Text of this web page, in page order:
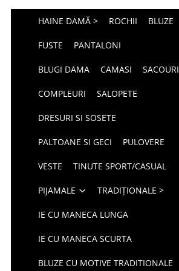
HAINE DAMĂ > ROCHII BLUZE
FUSTE PANTALONI
BLUGI DAMA CAMASI SACOURI
COMPLEURI SALOPETE
DRESURI SI SOSETE
PALTOANE SI GECI PULOVERE
VESTE TINUTE SPORT/CASUAL
PIJAMALE TRADIȚIONALE >
IE CU MANECA LUNGA
IE CU MANECA SCURTA
BLUZE CU MOTIVE TRADITIONALE